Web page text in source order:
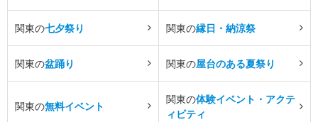
関東の七夕祭り 関東の縁日・納涼祭
関東の盆踊り 関東の屋台のある夏祭り
関東の無料イベント
関東の体験イベント・アクテ
ィビティ